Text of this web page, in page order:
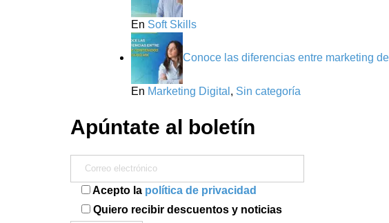
En Soft Skills
Conoce las diferencias entre marketing
En Marketing Digital , Sin categoría
Apúntate al boletín
Acepto la política de privacidad
Quiero recibir descuentos y noticias